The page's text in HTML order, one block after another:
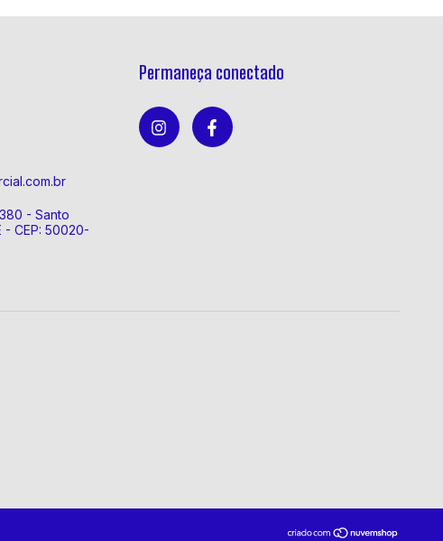
- Santo
- CEP: 50020-
Permaneça conectado